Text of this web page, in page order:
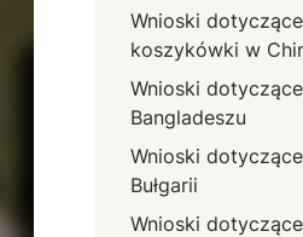
Wnioski
koszykówki w
Wnioski
Bangladeszu
Wnioski
Bułgarii
Wnioski